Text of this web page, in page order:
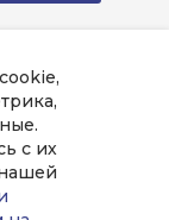
с их
д. 39